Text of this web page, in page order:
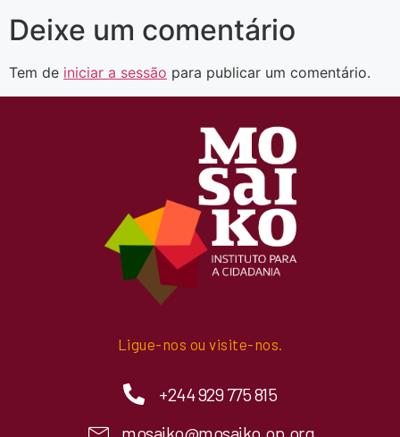
Deixe um comentário
Tem de iniciar a sessão para publicar um comentário.
Ligue-nos ou visite-nos.
+244 929 775 815